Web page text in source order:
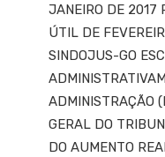
JANEIRO DE 2017
ÚTIL DE
SINDOJUS-GO
ADMINISTRAÇÃO
GERAL DO
DO AUMENTO